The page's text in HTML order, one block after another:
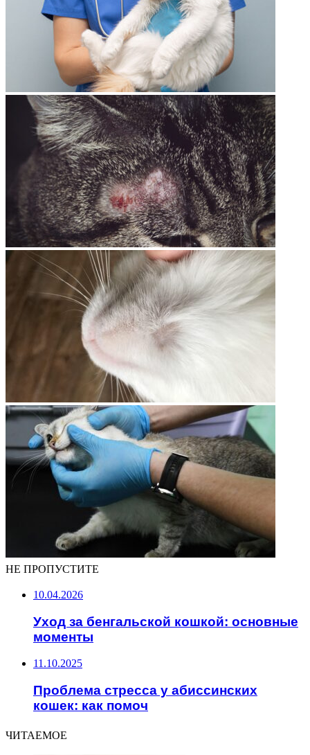
НЕ ПРОПУСТИТЕ
10.04.2026
Уход за бенгальской кошкой: основные
моменты
11.10.2025
Проблема стресса у абиссинских
кошек: как помоч
ЧИТАЕМОЕ